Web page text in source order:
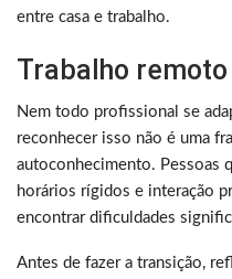
entre casa e trabalho.
Trabalho
Nem todo profissional se
reconhecer isso não é uma
autoconhecimento. Pessoas
horários rígidos e interação
encontrar dificuldades
Antes de fazer a transição,